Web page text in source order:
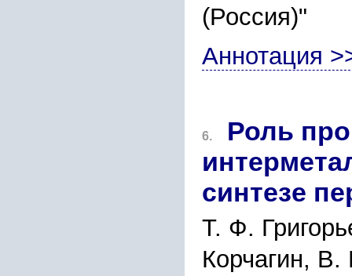
(Россия)"
Аннотация
6.
Роль
синтезе
Т. Ф.
Корчагин,